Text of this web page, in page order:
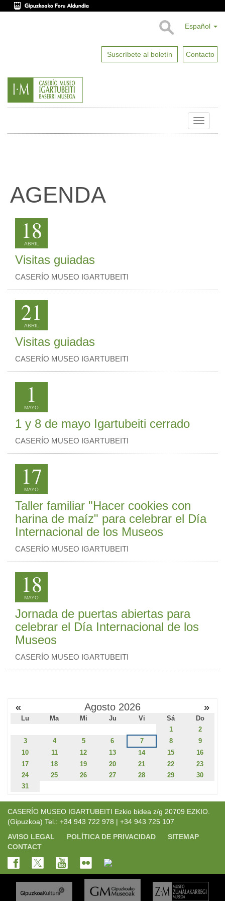
Español
Suscríbete al boletín Contacto
Toggle
AGENDA
18
ABRIL
Visitas guiadas
CASERÍO MUSEO IGARTUBEITI
21
ABRIL
Visitas guiadas
CASERÍO MUSEO IGARTUBEITI
1
MAYO
1 y 8 de mayo Igartubeiti cerrado
CASERÍO MUSEO IGARTUBEITI
17
MAYO
Taller familiar "Hacer cookies con
harina de maíz" para celebrar el Día
Internacional de los Museos
CASERÍO MUSEO IGARTUBEITI
18
MAYO
Jornada de puertas abiertas para
celebrar el Día Internacional de los
Museos
CASERÍO MUSEO IGARTUBEITI
« Agosto 2026 »
Lu Ma Mi Ju Vi Sá
Do
1
2
3
4 5 6 7 8
9
10
11 12 13 14 15
16
17
18 19 20 21 22
23
24
25 26 27 28 29
30
31
CASERÍO MUSEO IGARTUBEITI Ezkio bidea z/g 20709 EZKIO.
(Gipuzkoa) Tel.: +34 943 722 978 | +34 943 725 107
AVISO LEGAL
POLÍTICA DE PRIVACIDAD
SITEMAP
CONTACT